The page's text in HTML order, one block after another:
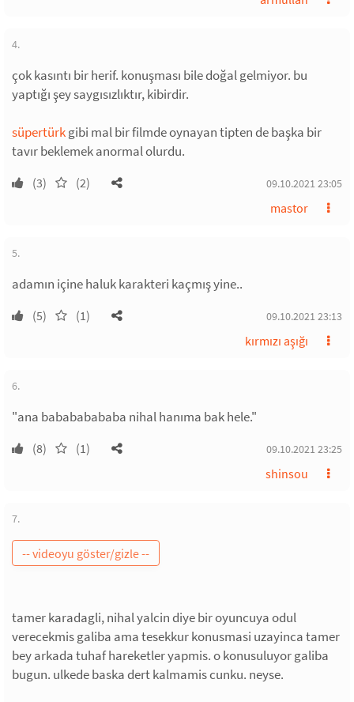
4.
çok kasıntı bir herif. konuşması bile doğal gelmiyor. bu
yaptığı şey saygısızlıktır, kibirdir.
süpertürkgibi mal bir filmde oynayan tipten de başka bir
tavır beklemek anormal olurdu.
(3) (2) 09.10.2021 23:05
mastor
5.
adamın içine haluk karakteri kaçmış yine..
(5) (1) 09.10.2021 23:13
kırmızı aşığı
6.
"ana babababababa nihal hanıma bak hele."
(8) (1) 09.10.2021 23:25
shinsou
7.
tamer karadagli, nihal yalcin diye bir oyuncuya odul
verecekmis galiba ama tesekkur konusmasi uzayinca tamer
bey arkada tuhaf hareketler yapmis. o konusuluyor galiba
bugun. ulkede baska dert kalmamis cunku. neyse.